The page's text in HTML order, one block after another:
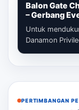
Balon Gate
– Gerbang
Profesional
Untuk
Danamon
PERTIMBANGAN